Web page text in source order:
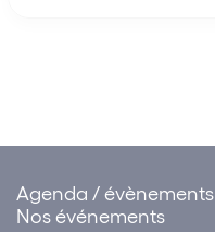
Agenda / évènements
Nos événements